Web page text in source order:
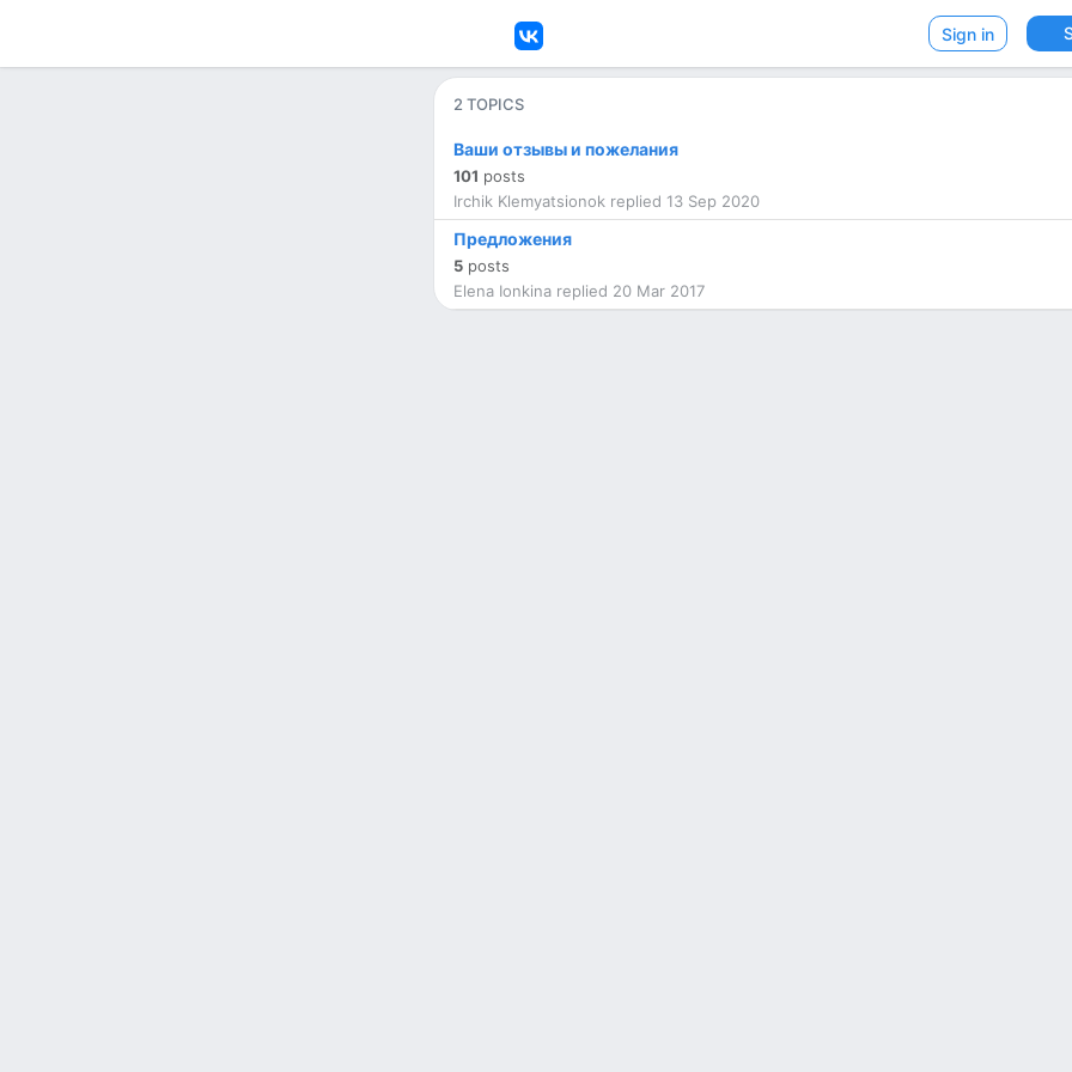
Sign in
2 TOPICS
Ваши отзывы и пожелания
101 posts
Irchik Klemyatsionok replied 13 Sep 2020
Предложения
5 posts
Elena Ionkina replied 20 Mar 2017